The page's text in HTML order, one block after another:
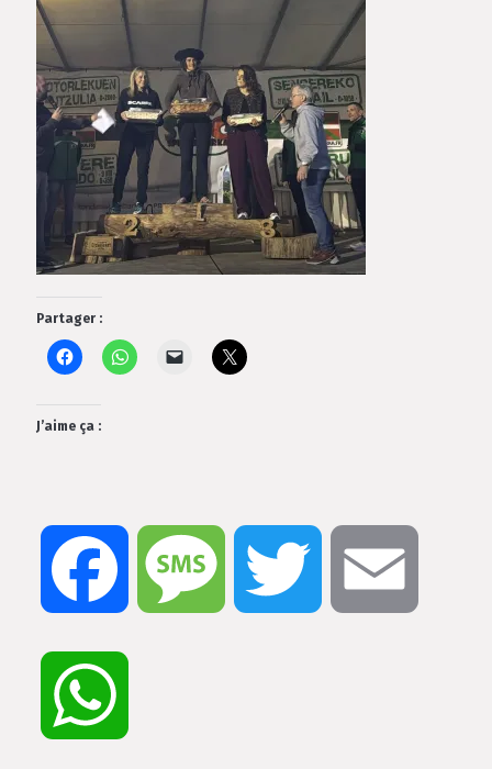
Partager :
J’aime ça :
Facebook Message Twitter